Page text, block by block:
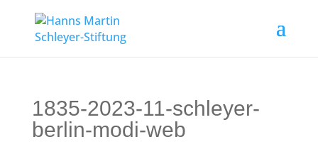
1835-2023-11-schleyer-
berlin-modi-web